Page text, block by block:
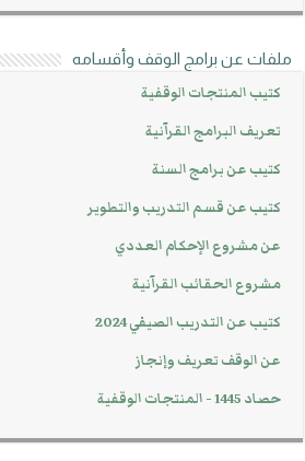
ملفات عن برامج الوقف وأقسامه
كتيب المنتجات الوقفية
تعريف البرامج القرآنية
كتيب عن برامج السنة
كتيب عن قسم التدريب والتطوير
عن مشروع الإحكام العددي
مشروع الحقائب القرآنية
كتيب عن التدريب الصيفي 2024
عن الوقف تعريف وإنجاز
حصاد 1445 - المنتجات الوقفية